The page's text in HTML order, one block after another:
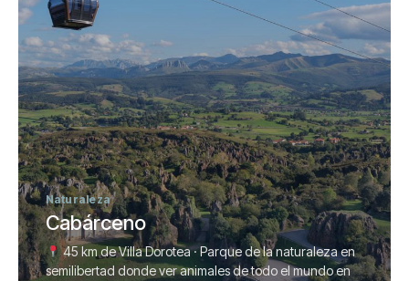
Naturaleza
Cabárceno
45 km de Villa Dorotea · Parque de la naturaleza en
semilibertad donde ver animales de todo el mundo en